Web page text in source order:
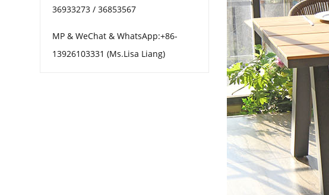
36933273 / 36853567
MP & WeChat & WhatsApp:+86-
13926103331 (Ms.Lisa Liang)